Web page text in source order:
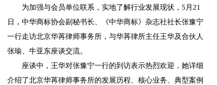
为加强与会员单位联系，实地了解行业发展现状，5月21
日，中华商标协会副秘书长、《中华商标》杂志社社长张豫宁
一行走访北京华苒律师事务所，与华苒律所主任王华及合伙人
张瑜、牛亚东座谈交流。
座谈中，王华对张豫宁一行的到访表示热烈欢迎，她详细
介绍了北京华苒律师事务所的发展历程、核心业务、典型案例